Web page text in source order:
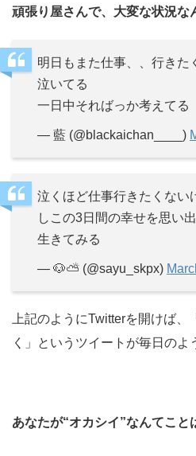
頑張り屋さんで、大変な状況な
明日もまた仕事、、行きた
泣いてる
一日中そればっか考えてる
— 藍 (@blackaichan____)
泣くほど仕事行きたくない
しこの3日間の幸せを思い
生きてみる
— 🐶⛅️ (@sayu_skpx)
上記のようにTwitterを開けば
く」というツイートが毎日のよ
あなたが“オカシイ”なんてこと